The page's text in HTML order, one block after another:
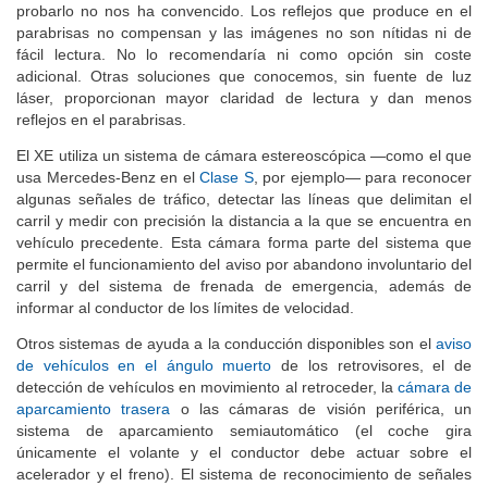
probarlo no nos ha convencido. Los reflejos que produce en el
parabrisas no compensan y las imágenes no son nítidas ni de
fácil lectura. No lo recomendaría ni como opción sin coste
adicional. Otras soluciones que conocemos, sin fuente de luz
láser, proporcionan mayor claridad de lectura y dan menos
reflejos en el parabrisas.
El XE utiliza un sistema de cámara estereoscópica —como el que
usa Mercedes-Benz en elClase S, por ejemplo— para reconocer
algunas señales de tráfico, detectar las líneas que delimitan el
carril y medir con precisión la distancia a la que se encuentra en
vehículo precedente. Esta cámara forma parte del sistema que
permite el funcionamiento del aviso por abandono involuntario del
carril y del sistema de frenada de emergencia, además de
informar al conductor de los límites de velocidad.
Otros sistemas de ayuda a la conducción disponibles son el aviso
de vehículos en el ángulo muerto de los retrovisores, el de
detección de vehículos en movimiento al retroceder, la cámara de
aparcamiento trasera o las cámaras de visión periférica, un
sistema de aparcamiento semiautomático (el coche gira
únicamente el volante y el conductor debe actuar sobre el
acelerador y el freno). El sistema de reconocimiento de señales